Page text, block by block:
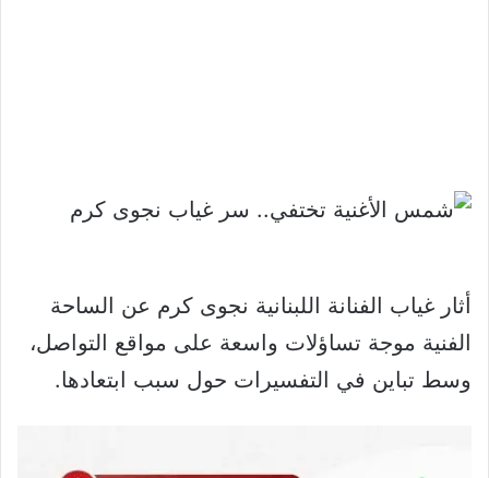
أثار غياب الفنانة اللبنانية نجوى كرم عن الساحة
الفنية موجة تساؤلات واسعة على مواقع التواصل،
وسط تباين في التفسيرات حول سبب ابتعادها.